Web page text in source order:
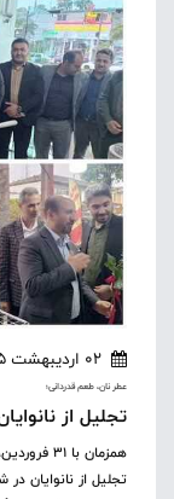
02 اردیبهشت 1405
عطر نان، طعم قدردانی؛
تجلیل از
همزمان
تجلیل از نانوایان